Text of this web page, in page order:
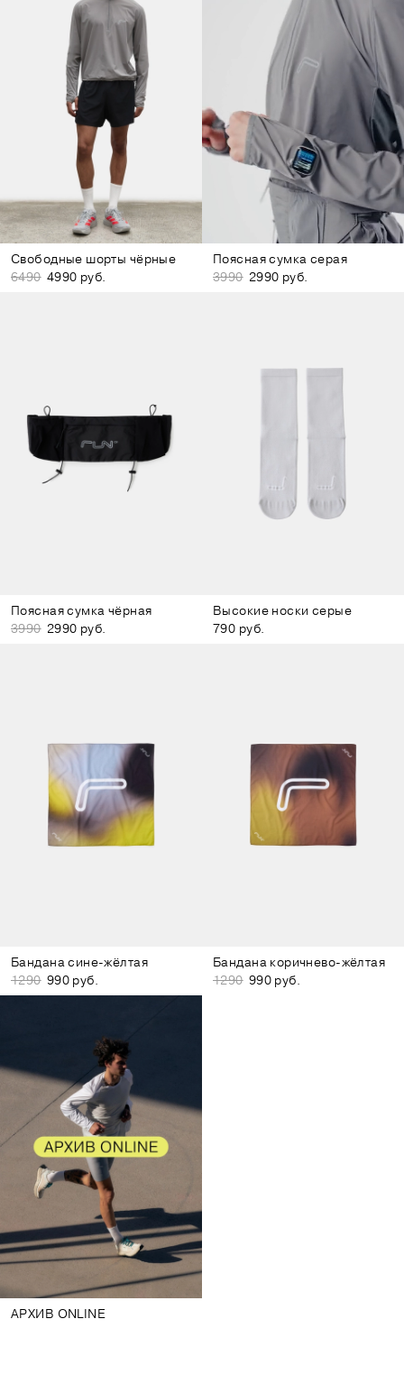
Свободные шорты чёрные
6490 4990 руб.
Поясная сумка серая
3990 2990 руб.
Поясная сумка чёрная
3990 2990 руб.
Высокие носки серые
790 руб.
Бандана сине-жёлтая
1290 990 руб.
Бандана коричнево-жёлтая
1290 990 руб.
АРХИВ ONLINE